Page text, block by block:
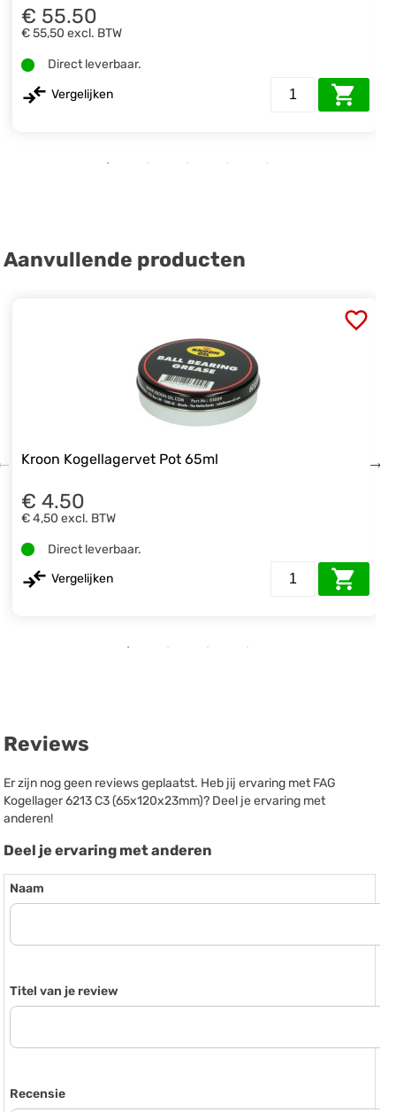
€ 55.50
€ 55,50 excl. BTW
Direct leverbaar.
Vergelijken
Aanvullende producten
Kroon Kogellagervet Pot 65ml
€ 4.50
€ 4,50 excl. BTW
Direct leverbaar.
Vergelijken
Reviews
Er zijn nog geen reviews geplaatst. Heb jij ervaring met FAG
Kogellager 6213 C3 (65x120x23mm)? Deel je ervaring met
anderen!
Deel je ervaring met anderen
Naam
Titel van je review
Recensie